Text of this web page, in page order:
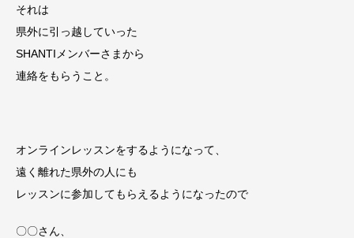
それは
県外に引っ越していった
SHANTIメンバーさまから
連絡をもらうこと。
オンラインレッスンをするようになって、
遠く離れた県外の人にも
レッスンに参加してもらえるようになったので
〇〇さん、